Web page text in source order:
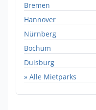
Bremen
Hannover
Nürnberg
Bochum
Duisburg
» Alle Mietparks